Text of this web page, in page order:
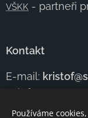
VŠKK - partneři
Kontakt
E-mail:
Telefon:
Kontaktujte nás
Používáme